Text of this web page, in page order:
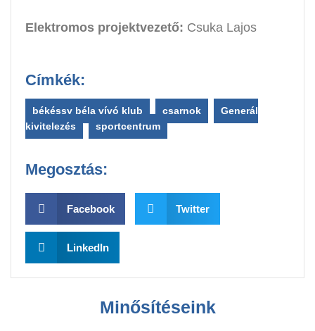
Elektromos projektvezető: Csuka Lajos
Címkék:
békéssy béla vívó klub csarnok
Generál
kivitelezés
, sportcentrum
Megosztás:
Facebook Twitter
LinkedIn
Minősítéseink